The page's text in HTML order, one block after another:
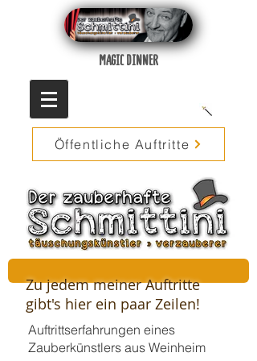
MAGIC DINNER
Öffentliche Auftritte
Zu jedem meiner Auftritte
gibt's hier ein paar Zeilen!
Auftrittserfahrungen eines
Zauberkünstlers aus Weinheim